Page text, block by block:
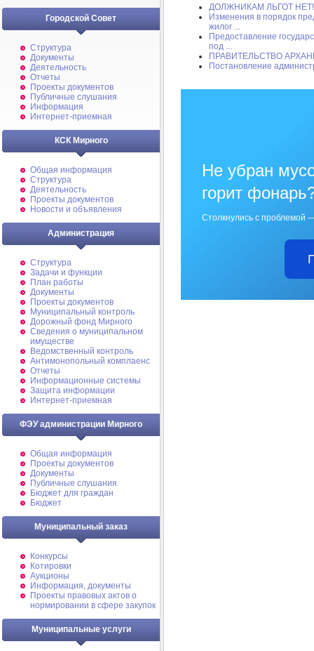
Городской Совет
Структура
Документы
Деятельность
Отчеты
Проекты документов
Публичные слушания
Информация
Интернет-приемная
КСК Мирного
Общая информация
Структура
Деятельность
Проекты документов
Новости и объявления
Администрация
Структура
Задачи и функции
План работы
Документы
Проекты документов
Муниципальный контроль
Дорожный фонд Мирного
Cведения о муниципальном
имуществе
Ведомственный контроль
Антимонопольный комплаенс
Отчеты
Информационные системы
Защита информации
Интернет-приемная
ФЭУ администрации Мирного
Общая информация
Проекты документов
Документы
Публичные слушания
Бюджет для граждан
Бюджет
Муниципальный заказ
Конкурсы
Котировки
Аукционы
Информация, документы
Проекты правовых актов о
нормировании в сфере закупок
Муниципальные услуги
ДОЛЖНИКАМ ЛЬГОТ НЕТ!
Изменения в порядок
жилог ...
Предоставление
под ...
ПРАВИТЕЛЬСТВО
Постановление
Не убран
горит
Столкнулись с проблемой